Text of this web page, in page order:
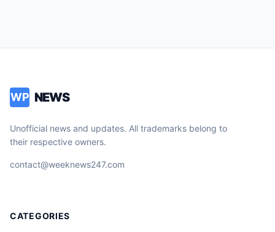
WP NEWS
Unofficial news and updates. All trademarks belong to
their respective owners.
contact@weeknews247.com
CATEGORIES